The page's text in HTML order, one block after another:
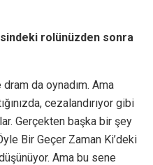
rolünüzden sonra
da oynadım. Ama
cezalandırıyor gibi
Gerçekten başka bir şey
Bir Geçer Zaman Ki’deki
Ama bu sene